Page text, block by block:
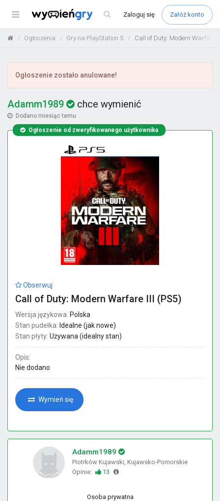
Menu Zaloguj się Załóż konto
Ogłoszenia Gry na PlayStation 5 Call of Duty: Modern Warfare
Ogłoszenie zostało anulowane!
Adamm1989 chce wymienić
Dodano miesiąc temu
Ogłoszenie od zweryfikowanego użytkownika
Obserwuj
Call of Duty: Modern Warfare III (PS5)
Wersja językowa: Polska
Stan pudełka: Idealne (jak nowe)
Stan płyty: Używana (idealny stan)
Opis:
Nie dodano
Wymień się
Adamm1989
Piotrków Kujawski, Kujawsko-Pomorskie
Opinie:
13
Osoba prywatna